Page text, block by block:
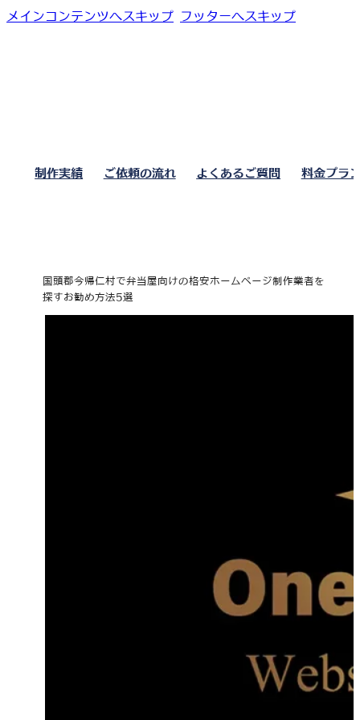
メインコンテンツへスキップ フッターへスキップ
制作実績 ご依頼の流れ よくあるご質問 料金プラ
国頭郡今帰仁村で弁当屋向けの格安ホームページ制作業者を
探すお勧め方法5選